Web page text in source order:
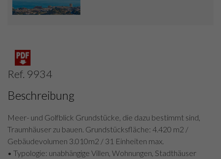
Ref. 9934
Beschreibung
Meer- und Golfblick Grundstücke, die dazu bestimmt sind,
Traumhäuser zu bauen. Grundstücksfläche: 4.420 m2 /
Gebäudevolumen 3.010m2 / 31 Einheiten max.
• Typologie: unabhängige Villen, Wohnungen, Stadthäuser